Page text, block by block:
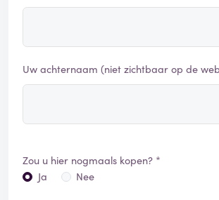
Uw achternaam (niet zichtbaar op de
Zou u hier nogmaals kopen? *
Ja
Nee